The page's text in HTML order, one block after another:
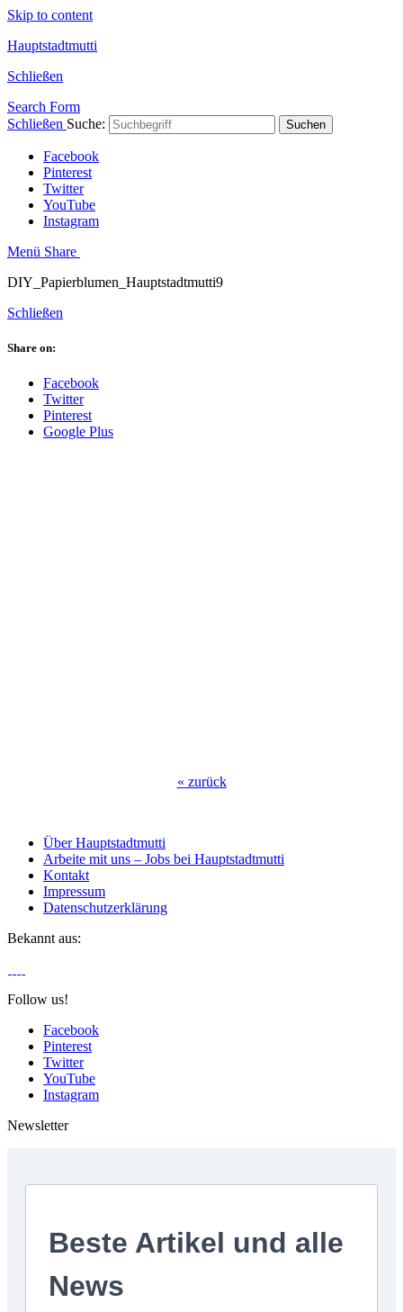
Skip to content
Hauptstadtmutti
Schließen
Search Form
Schließen Suche: Suchen
Facebook
Pinterest
Twitter
YouTube
Instagram
Menü Share
DIY_Papierblumen_Hauptstadtmutti9
Schließen
Share on:
Facebook
Twitter
Pinterest
Google Plus
« zurück
Über Hauptstadtmutti
Arbeite mit uns – Jobs bei Hauptstadtmutti
Kontakt
Impressum
Datenschutzerklärung
Bekannt aus:
Follow us!
Facebook
Pinterest
Twitter
YouTube
Instagram
Newsletter